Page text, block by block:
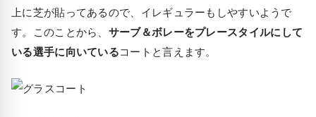
上に芝が貼ってあるので、イレギュラーもしやすいようで
す。このことから、 サーブ＆ボレーをプレースタイルにして
いる選手に向いているコートと言えます。